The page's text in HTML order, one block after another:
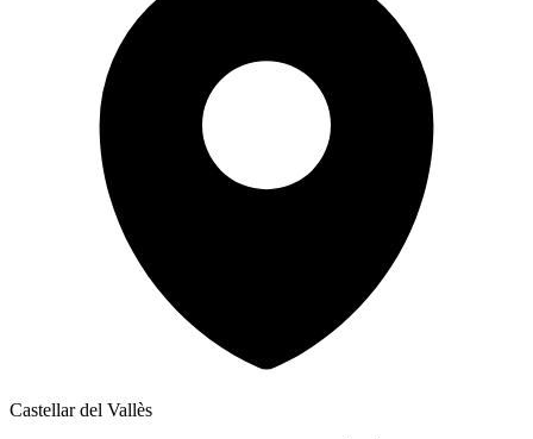
Castellar del Vallès